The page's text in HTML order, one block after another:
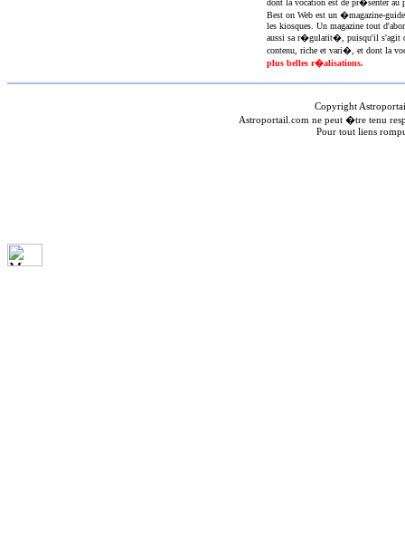
dont la vocation est de pr�senter au
Best on Web est un �magazine-
les kiosques. Un magazine tout
aussi sa r�gularit�, puisqu'il s'agit
contenu, riche et vari�, et dont la
plus belles r�alisations.
Copyright
Astroportail.com ne peut �tre tenu
Pour tout liens